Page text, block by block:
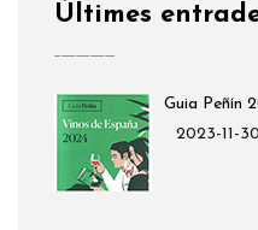
Últimes
Guia Peñín
2023-11-30